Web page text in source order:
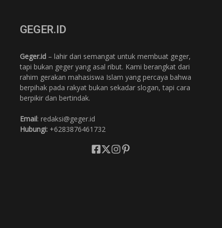
GEGER.ID
Geger.id – lahir dari semangat untuk membuat geger,
tapi bukan geger yang asal ribut. Kami berangkat dari
rahim gerakan mahasiswa Islam yang percaya bahwa
berpihak pada rakyat bukan sekadar slogan, tapi cara
berpikir dan bertindak.
Email: redaksi@geger.id
Hubungi: +6283876461732